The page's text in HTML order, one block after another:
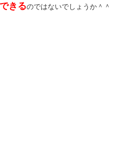
きるのではないでしょうか＾＾